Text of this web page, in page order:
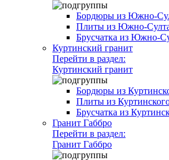
Бордюры из Южно-
Плиты из Южно-
Брусчатка из Южно-
Куртинский гранит
Перейти в раздел:
Куртинский гранит
Бордюры из
Плиты из
Брусчатка из
Гранит Габбро
Перейти в раздел:
Гранит Габбро